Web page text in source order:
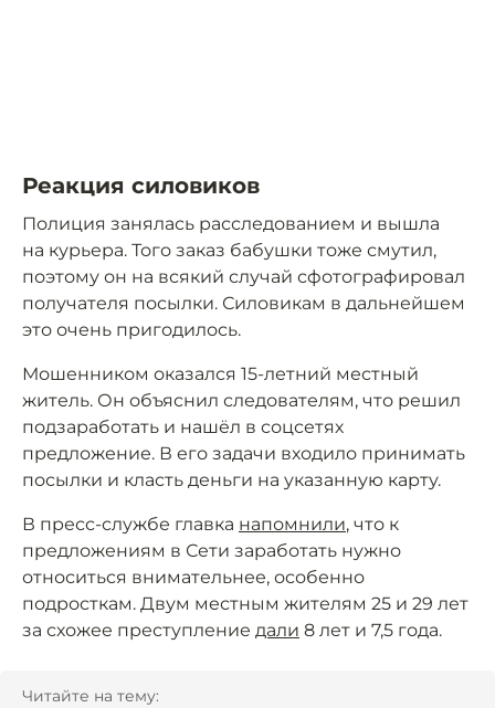
Реакция силовиков
Полиция занялась расследованием и вышла
на курьера. Того заказ бабушки тоже смутил,
поэтому он на всякий случай сфотографировал
получателя посылки. Силовикам в дальнейшем
это очень пригодилось.
Мошенником оказался 15-летний местный
житель. Он объяснил следователям, что решил
подзаработать и нашёл в соцсетях
предложение. В его задачи входило принимать
посылки и класть деньги на указанную карту.
В пресс-службе главка напомнили, что к
предложениям в Сети заработать нужно
относиться внимательнее, особенно
подросткам. Двум местным жителям 25 и 29 лет
за схожее преступление дали 8 лет и 7,5 года.
Читайте на тему: